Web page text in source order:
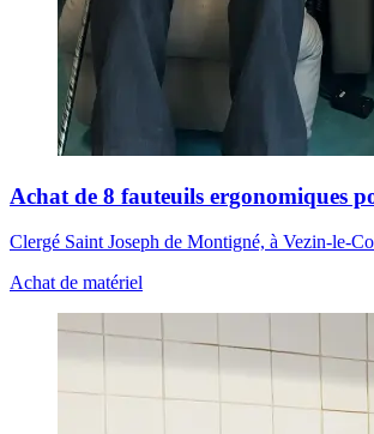
Achat de 8 fauteuils ergonomiques
Clergé Saint Joseph de Montigné, à Vezin-le-
Achat de matériel